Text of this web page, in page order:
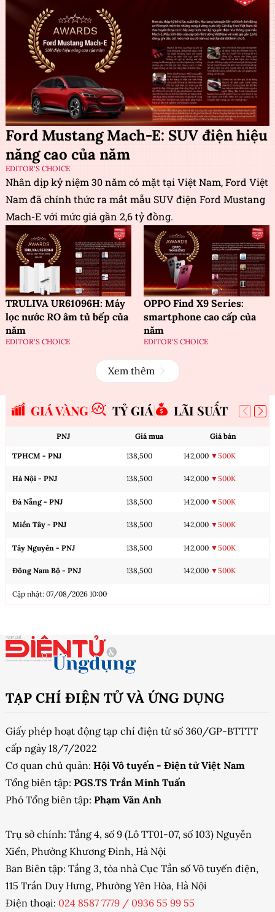
Ford Mustang Mach-E: SUV điện hiệu
năng cao của năm
EDITOR'S CHOICE
Nhân dịp kỷ niệm 30 năm có mặt tại Việt Nam, Ford Việt
Nam đã chính thức ra mắt mẫu SUV điện Ford Mustang
Mach-E với mức giá gần 2,6 tỷ đồng.
TRULIVA UR61096H: Máy
lọc nước RO âm tủ bếp của
năm
EDITOR'S CHOICE
OPPO Find X9 Series:
smartphone cao cấp của
năm
EDITOR'S CHOICE
Xem thêm
GIÁ VÀNG TỶ GIÁ LÃI SUẤT
PNJ Giá mua Giá bán
TPHCM - PNJ 138,500 142,000 ▼500K
Hà Nội - PNJ 138,500 142,000 ▼500K
Đà Nẵng - PNJ 138,500 142,000 ▼500K
Miền Tây - PNJ 138,500 142,000 ▼500K
Tây Nguyên - PNJ 138,500 142,000 ▼500K
Đông Nam Bộ - PNJ 138,500 142,000 ▼500K
Cập nhật: 07/08/2026 10:00
TẠP CHÍ ĐIỆN TỬ VÀ ỨNG DỤNG
Giấy phép hoạt động tạp chí điện tử số 360/GP-BTTTT
cấp ngày 18/7/2022
Cơ quan chủ quản: Hội Vô tuyến - Điện tử Việt Nam
Tổng biên tập: PGS.TS Trần Minh Tuấn
Phó Tổng biên tập: Phạm Văn Anh
Trụ sở chính: Tầng 4, số 9 (Lô TT01-07, số 103) Nguyễn
Xiển, Phường Khương Đình, Hà Nội
Ban Biên tập: Tầng 3, tòa nhà Cục Tần số Vô tuyến điện,
115 Trần Duy Hưng, Phường Yên Hòa, Hà Nội
Điện thoại: 024 8587 7779 / 0936 55 99 55